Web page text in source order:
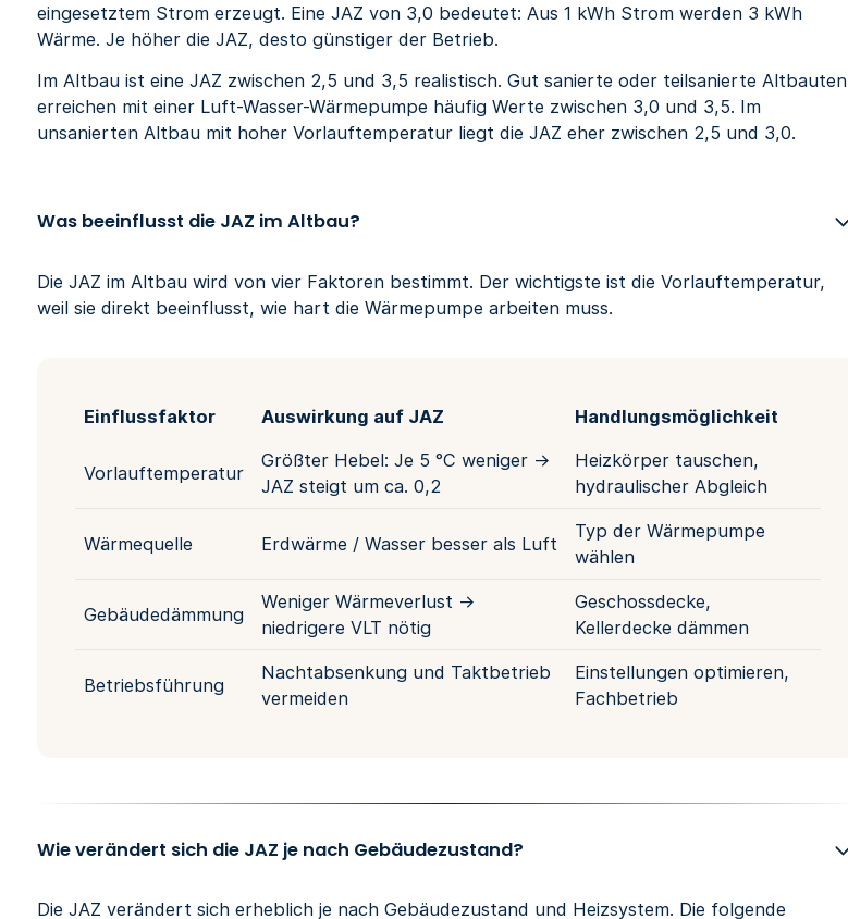
eingesetztem Strom erzeugt. Eine JAZ von 3,0 bedeutet: Aus 1 kWh Strom werden 3 kWh
Wärme. Je höher die JAZ, desto günstiger der Betrieb.
Im Altbau ist eine JAZ zwischen 2,5 und 3,5 realistisch. Gut sanierte oder teilsanierte Altbauten
erreichen mit einer Luft-Wasser-Wärmepumpe häufig Werte zwischen 3,0 und 3,5. Im
unsanierten Altbau mit hoher Vorlauftemperatur liegt die JAZ eher zwischen 2,5 und 3,0.
Was beeinflusst die JAZ im Altbau?
Die JAZ im Altbau wird von vier Faktoren bestimmt. Der wichtigste ist die Vorlauftemperatur,
weil sie direkt beeinflusst, wie hart die Wärmepumpe arbeiten muss.
Einflussfaktor Auswirkung auf JAZ Handlungsmöglichkeit
Vorlauftemperatur
Größter Hebel: Je 5 °C weniger →
JAZ steigt um ca. 0,2
Heizkörper tauschen,
hydraulischer Abgleich
Wärmequelle Erdwärme / Wasser besser als Luft
Typ der Wärmepumpe
wählen
Gebäudedämmung
Weniger Wärmeverlust →
niedrigere VLT nötig
Geschossdecke,
Kellerdecke dämmen
Betriebsführung
Nachtabsenkung und Taktbetrieb
vermeiden
Einstellungen optimieren,
Fachbetrieb
Wie verändert sich die JAZ je nach Gebäudezustand?
Die JAZ verändert sich erheblich je nach Gebäudezustand und Heizsystem. Die folgende